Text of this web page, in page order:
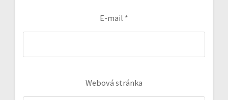
E-mail *
Webová stránka